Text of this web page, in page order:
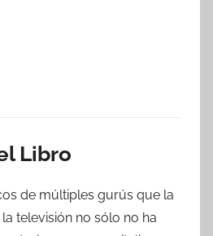
Libro
de múltiples gurús que la
televisión no sólo no ha